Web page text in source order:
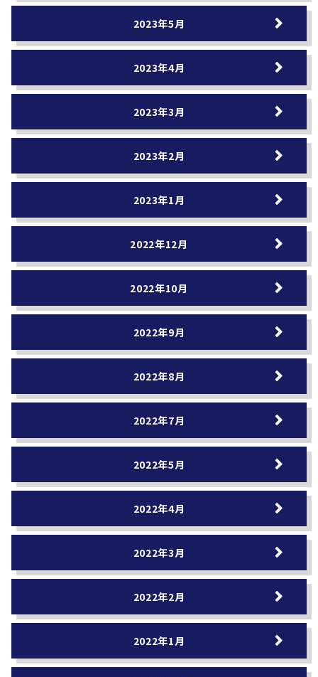
2023年5月
2023年4月
2023年3月
2023年2月
2023年1月
2022年12月
2022年10月
2022年9月
2022年8月
2022年7月
2022年5月
2022年4月
2022年3月
2022年2月
2022年1月